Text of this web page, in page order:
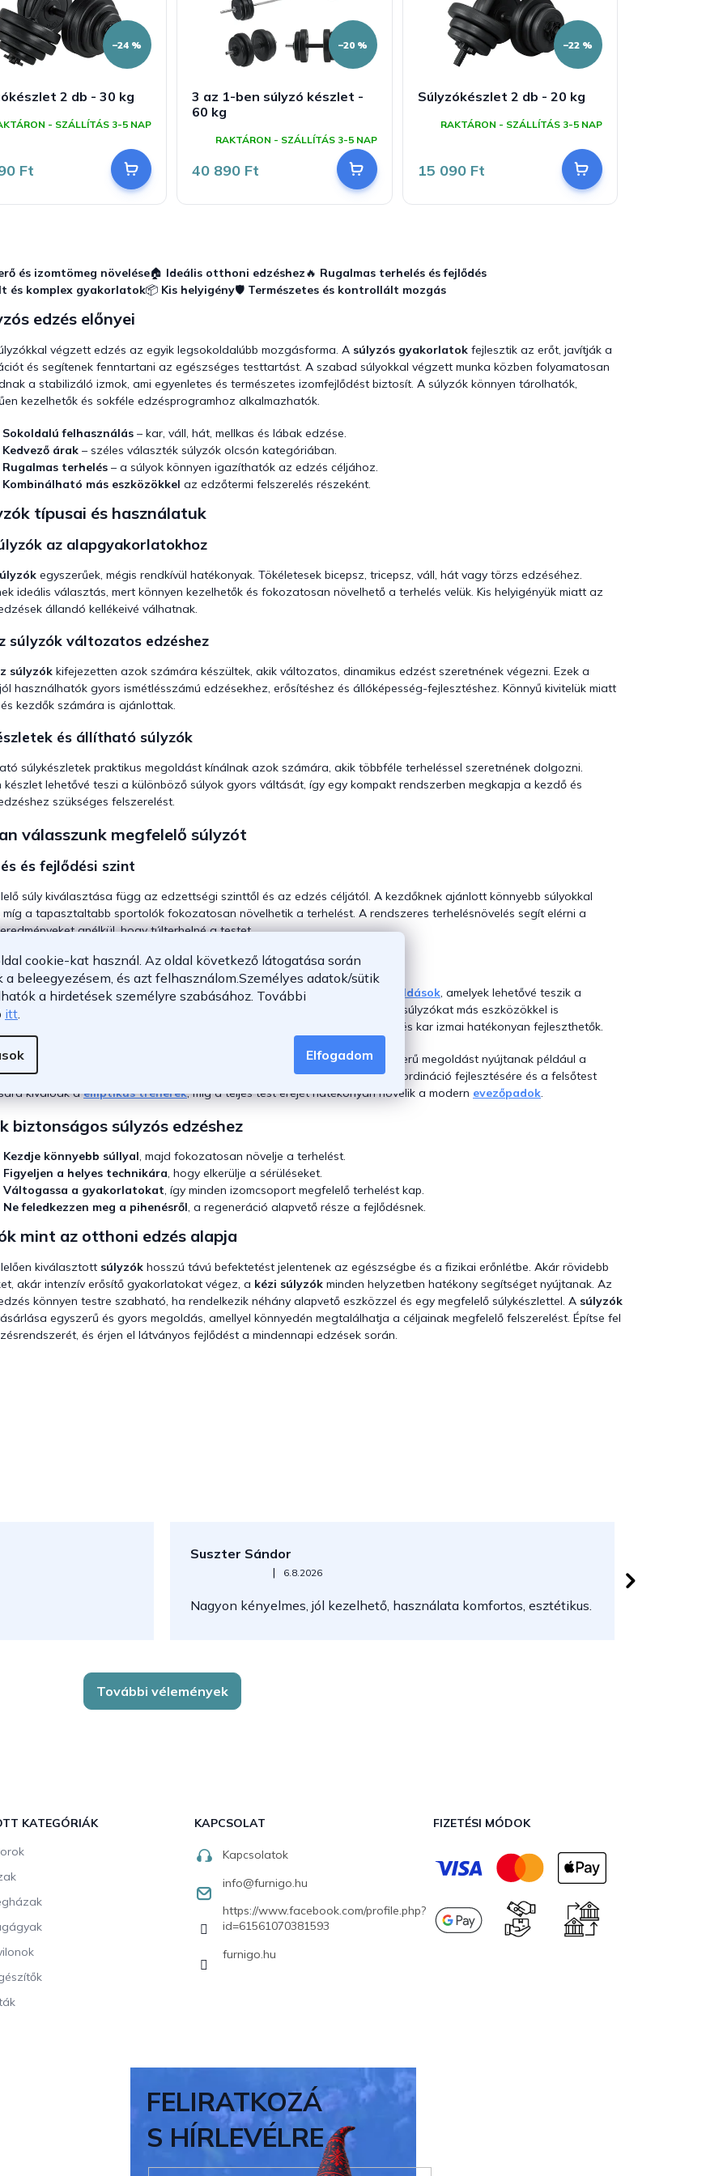
cookie-kat használ. Az oldal következő látogatása során
a beleegyezésem, és azt felhasználom.Személyes adatok/sütik
a hirdetések személyre szabásához. További
itt
Elfogadom
–24 %
2 db - 30 kg
- SZÁLLÍTÁS 3-5 NAP
Ft
–20 %
3 az 1-ben súlyzó készlet -
60 kg
RAKTÁRON - SZÁLLÍTÁS 3-5 NAP
40 890 Ft
–22 %
Súlyzókészlet 2 db - 20 kg
RAKTÁRON - SZÁLLÍTÁS 3-5 NAP
15 090 Ft
s
t
a
á
n
y
í
t
s
e
l
e
és izomtömeg növelése🏠 Ideális otthoni edzéshez🔥 Rugalmas terhelés és fejlődés
és komplex gyakorlatok📦 Kis helyigény🛡️ Természetes és kontrollált mozgás
edzés előnyei
végzett edzés az egyik legsokoldalúbb mozgásforma. A súlyzós gyakorlatok fejlesztik az erőt, javítják a
és segítenek fenntartani az egészséges testtartást. A szabad súlyokkal végzett munka közben folyamatosan
a stabilizáló izmok, ami egyenletes és természetes izomfejlődést biztosít. A súlyzók könnyen tárolhatók,
kezelhetők és sokféle edzésprogramhoz alkalmazhatók.
Sokoldalú felhasználás – kar, váll, hát, mellkas és lábak edzése.
Kedvező árak – széles választék súlyzók olcsón kategóriában.
Rugalmas terhelés – a súlyok könnyen igazíthatók az edzés céljához.
Kombinálható más eszközökkel az edzőtermi felszerelés részeként.
típusai és használatuk
az alapgyakorlatokhoz
egyszerűek, mégis rendkívül hatékonyak. Tökéletesek bicepsz, tricepsz, váll, hát vagy törzs edzéséhez.
ideális választás, mert könnyen kezelhetők és fokozatosan növelhető a terhelés velük. Kis helyigényük miatt az
állandó kellékeivé válhatnak.
súlyzók változatos edzéshez
súlyzók kifejezetten azok számára készültek, akik változatos, dinamikus edzést szeretnének végezni. Ezek a
használhatók gyors ismétlésszámú edzésekhez, erősítéshez és állóképesség-fejlesztéshez. Könnyű kivitelük miatt
kezdők számára is ajánlottak.
és állítható súlyzók
súlykészletek praktikus megoldást kínálnak azok számára, akik többféle terheléssel szeretnének dolgozni.
készlet lehetővé teszi a különböző súlyok gyors váltását, így egy kompakt rendszerben megkapja a kezdő és
szükséges felszerelést.
válasszunk megfelelő súlyzót
és fejlődési szint
súly kiválasztása függ az edzettségi szinttől és az edzés céljától. A kezdőknek ajánlott könnyebb súlyokkal
míg a tapasztaltabb sportolók fokozatosan növelhetik a terhelést. A rendszeres terhelésnövelés segít elérni a
anélkül, hogy túlterhelné a testet.
otthoni edzéshez
edzést biztosítanak a stabil és ergonomikus kialakítású súlyzópadi megoldások, amelyek lehetővé teszik a
a hasizom gyakorlatokat és számos más mozdulatot. Amennyiben a súlyzókat más eszközökkel is
, amelyekkel a hát, váll és kar izmai hatékonyan fejleszthetők.
kialakításához érdemes kardió elemeket is beépíteni. Nagyszerű megoldást nyújtanak például a
, amelyek erősítik a lábakat és javítják az állóképességet. A mozgáskoordináció fejlesztésére és a felsőtest
kiválóak aelliptikus trénerek, míg a teljes test erejét hatékonyan növelik a modern evezőpadok.
biztonságos súlyzós edzéshez
Kezdje könnyebb súllyal, majd fokozatosan növelje a terhelést.
Figyeljen a helyes technikára, hogy elkerülje a sérüléseket.
Váltogassa a gyakorlatokat, így minden izomcsoport megfelelő terhelést kap.
Ne feledkezzen meg a pihenésről, a regeneráció alapvető része a fejlődésnek.
mint az otthoni edzés alapja
kiválasztott súlyzók hosszú távú befektetést jelentenek az egészségbe és a fizikai erőnlétbe. Akár rövidebb
akár intenzív erősítő gyakorlatokat végez, a kézi súlyzók minden helyzetben hatékony segítséget nyújtanak. Az
könnyen testre szabható, ha rendelkezik néhány alapvető eszközzel és egy megfelelő súlykészlettel. A súlyzók
egyszerű és gyors megoldás, amellyel könnyedén megtalálhatja a céljainak megfelelő felszerelést. Építse fel
és érjen el látványos fejlődést a mindennapi edzések során.
Suszter Sándor
Az áruház értékelése 5-ből 5 csillag.
| 6.8.2026
Nagyon kényelmes, jól kezelhető, használata komfortos, esztétikus.
További vélemények
KATEGÓRIÁK
KAPCSOLAT
Kapcsolatok
info@furnigo.hu
https://www.facebook.com/profile.php?
id=61561070381593
furnigo.hu
FIZETÉSI MÓDOK
FELIRATKOZÁ
S HÍRLEVÉLRE